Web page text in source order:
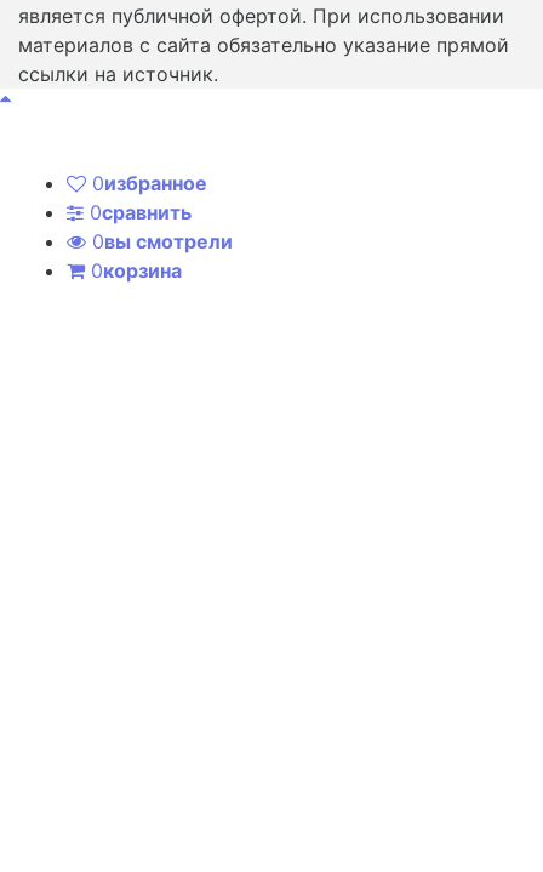
является публичной офертой. При использовании
материалов с сайта обязательно указание прямой
ссылки на источник.
0избранное
0сравнить
0вы смотрели
0корзина